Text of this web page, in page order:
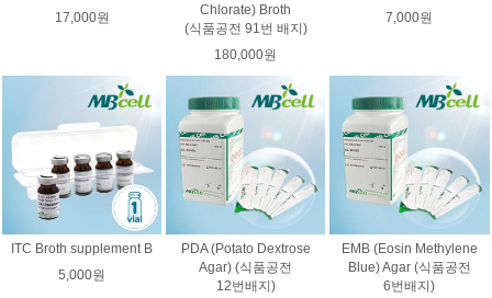
17,000원
Chlorate) Broth
(식품공전 91번 배지)
180,000원
7,000원
ITC Broth supplement B
5,000원
PDA (Potato Dextrose
Agar) (식품공전
12번배지)
EMB (Eosin Methylene
Blue) Agar (식품공전
6번배지)